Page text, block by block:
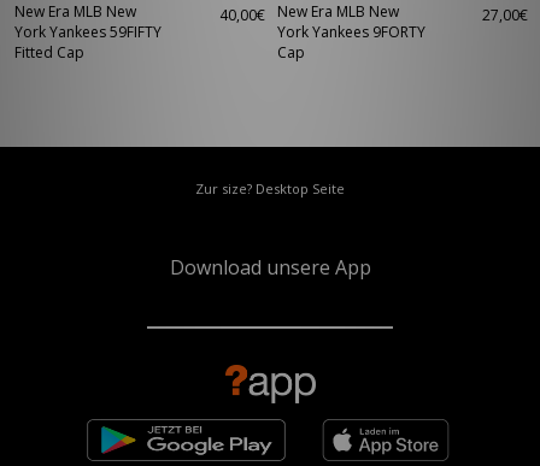
New Era MLB New
York Yankees 59FIFTY
Fitted Cap
40,00€
New Era MLB New
York Yankees 9FORTY
Cap
27,00€
Zur size? Desktop Seite
Download unsere App